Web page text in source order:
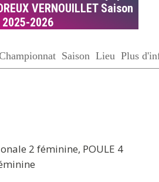
VERNOUILLET Saison
2025-2026
Saison Lieu Plus
2 féminine, POULE 4